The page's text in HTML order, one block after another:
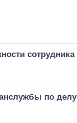
сотрудника
по делу